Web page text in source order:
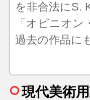
を非合法にS.
「オピニオ
過去の作品に
現代美術